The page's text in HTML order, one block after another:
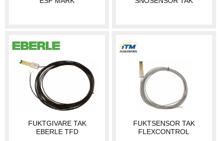
FUKTGIVARE TAK
EBERLE TFD
FUKTSENSOR TAK
FLEXCONTROL